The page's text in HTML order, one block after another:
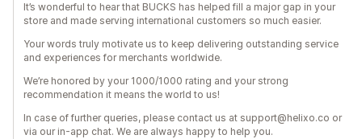
It’s wonderful to hear that BUCKS has helped fill a major gap in your
store and made serving international customers so much easier.
Your words truly motivate us to keep delivering outstanding service
and experiences for merchants worldwide.
We’re honored by your 1000/1000 rating and your strong
recommendation it means the world to us!
In case of further queries, please contact us at support@helixo.co or
via our in-app chat. We are always happy to help you.